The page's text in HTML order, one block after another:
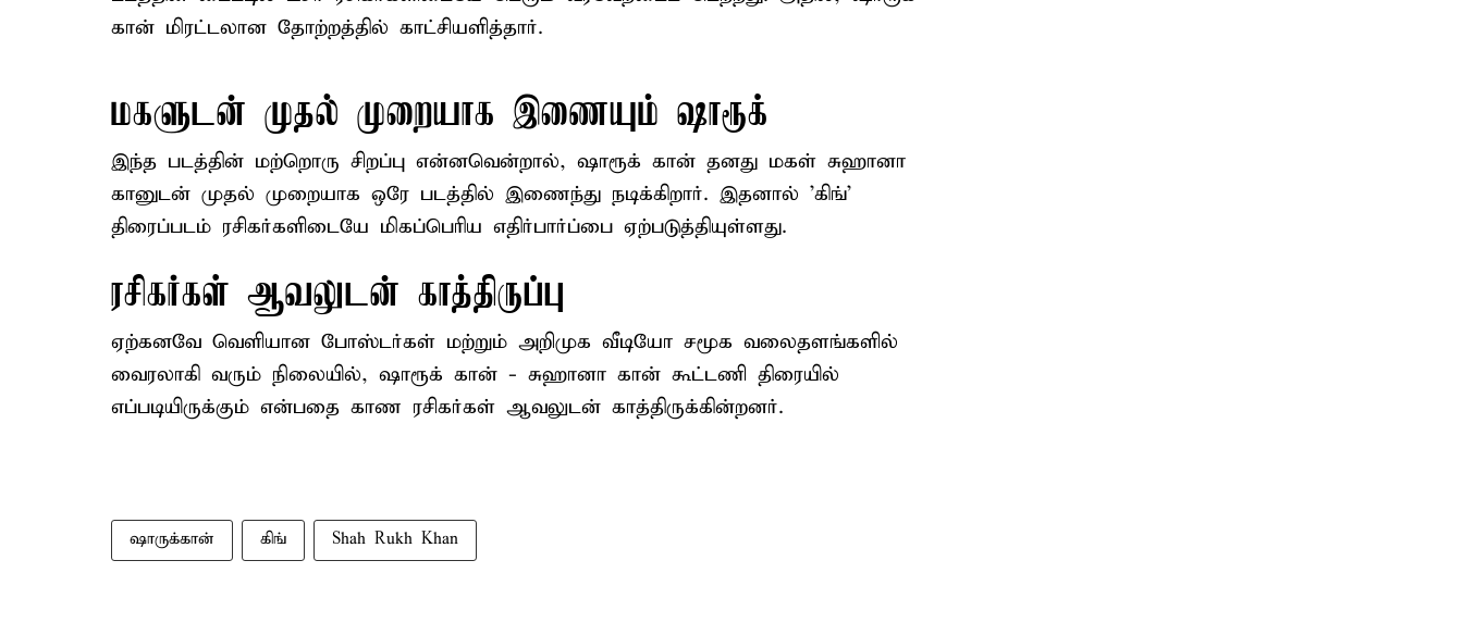
கான் மிரட்டலான தோற்றத்தில் காட்சியளித்தார்.
மகளுடன் முதல் முறையாக இணையும் ஷாரூக்
இந்த படத்தின் மற்றொரு சிறப்பு என்னவென்றால், ஷாரூக் கான் தனது மகள் சுஹானா
கானுடன் முதல் முறையாக ஒரே படத்தில் இணைந்து நடிக்கிறார். இதனால் ’கிங்’
திரைப்படம் ரசிகர்களிடையே மிகப்பெரிய எதிர்பார்ப்பை ஏற்படுத்தியுள்ளது.
ரசிகர்கள் ஆவலுடன் காத்திருப்பு
ஏற்கனவே வெளியான போஸ்டர்கள் மற்றும் அறிமுக வீடியோ சமூக வலைதளங்களில்
வைரலாகி வரும் நிலையில், ஷாரூக் கான் - சுஹானா கான் கூட்டணி திரையில்
எப்படியிருக்கும் என்பதை காண ரசிகர்கள் ஆவலுடன் காத்திருக்கின்றனர்.
ஷாருக்கான் கிங் Shah Rukh Khan